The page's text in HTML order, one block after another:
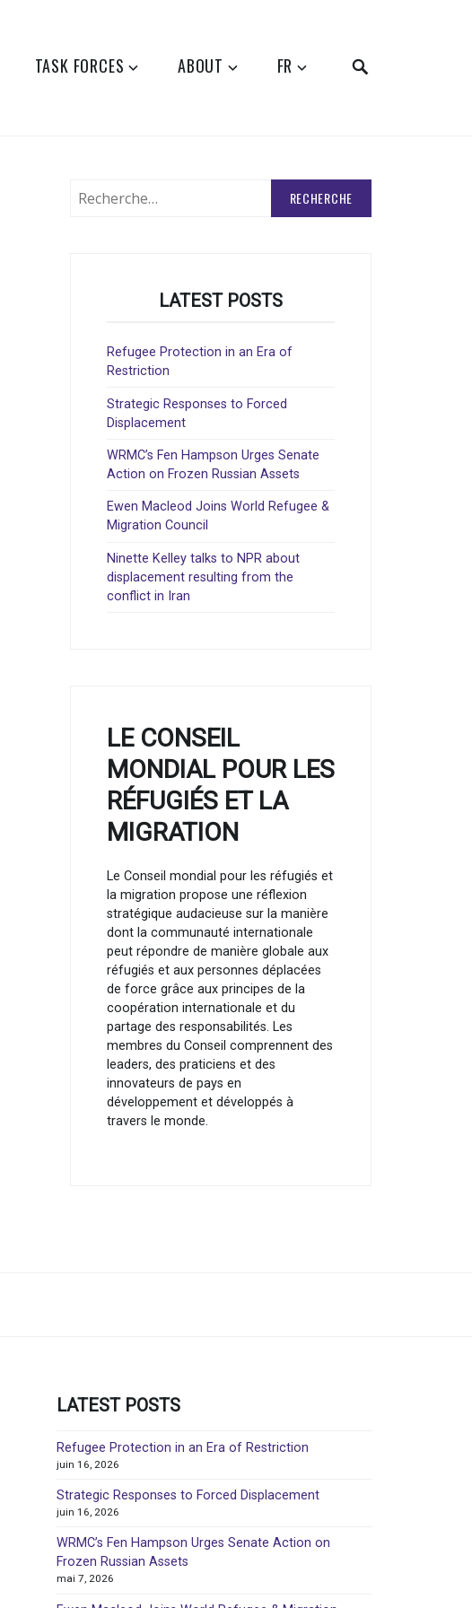
TASK FORCES ABOUT FR
LATEST POSTS
Refugee Protection in an Era of
Restriction
Strategic Responses to Forced
Displacement
WRMC’s Fen Hampson Urges Senate
Action on Frozen Russian Assets
Ewen Macleod Joins World Refugee &
Migration Council
Ninette Kelley talks to NPR about
displacement resulting from the
conflict in Iran
LE CONSEIL
MONDIAL POUR LES
RÉFUGIÉS ET LA
MIGRATION
Le Conseil mondial pour les réfugiés et
la migration propose une réflexion
stratégique audacieuse sur la manière
dont la communauté internationale
peut répondre de manière globale aux
réfugiés et aux personnes déplacées
de force grâce aux principes de la
coopération internationale et du
partage des responsabilités. Les
membres du Conseil comprennent des
leaders, des praticiens et des
innovateurs de pays en
développement et développés à
travers le monde.
LATEST POSTS
Refugee Protection in an Era of Restriction
juin 16, 2026
Strategic Responses to Forced Displacement
juin 16, 2026
WRMC’s Fen Hampson Urges Senate Action on
Frozen Russian Assets
mai 7, 2026